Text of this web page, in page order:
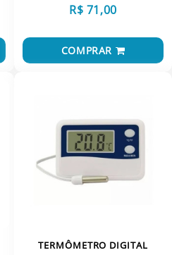
R$ 71,00
COMPRAR
TERMÔMETRO DIGITAL